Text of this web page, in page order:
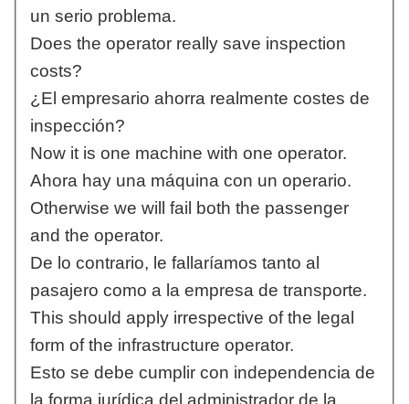
un serio problema.
Does the operator really save inspection
costs?
¿El empresario ahorra realmente costes de
inspección?
Now it is one machine with one operator.
Ahora hay una máquina con un operario.
Otherwise we will fail both the passenger
and the operator.
De lo contrario, le fallaríamos tanto al
pasajero como a la empresa de transporte.
This should apply irrespective of the legal
form of the infrastructure operator.
Esto se debe cumplir con independencia de
la forma jurídica del administrador de la